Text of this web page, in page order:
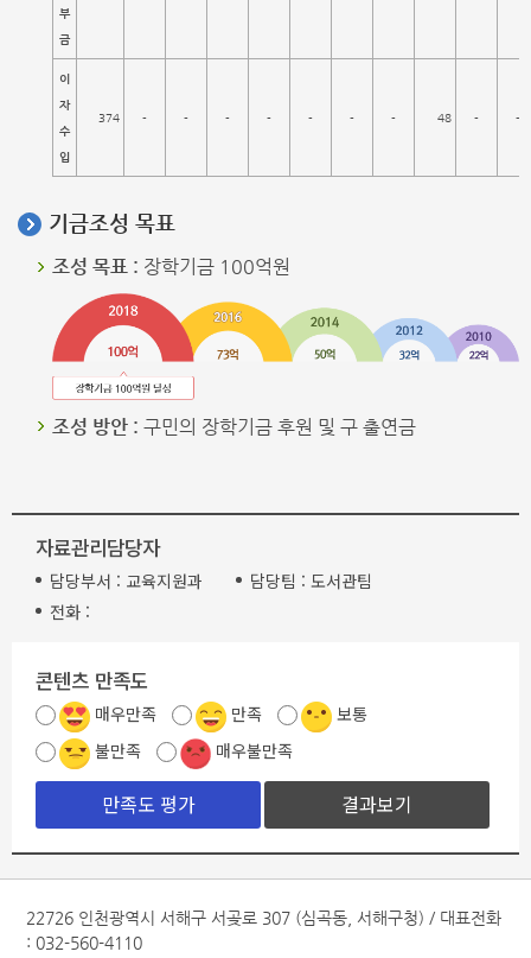
부
금
이
자
수
입
374 - - - - - - - 48 - -
기금조성 목표
조성 목표 : 장학기금 100억원
조성 방안 : 구민의 장학기금 후원 및 구 출연금
자료관리담당자
담당부서 : 교육지원과 담당팀 : 도서관팀
전화 :
콘텐츠 만족도
매우만족 만족
보통
불만족
매우불만족
결과보기
22726 인천광역시 서해구 서곶로 307 (심곡동, 서해구청) / 대표전화
: 032-560-4110